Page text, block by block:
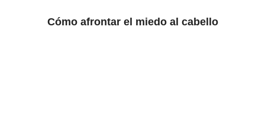
Cómo afrontar el miedo al cabello